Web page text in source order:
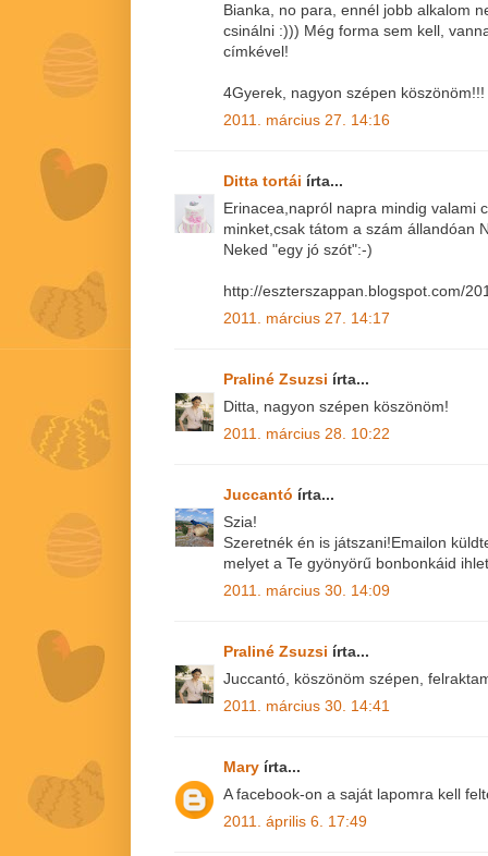
Bianka, no para, ennél jobb alkalom
csinálni :))) Még forma sem kell,
címkével!
4Gyerek, nagyon szépen köszönöm!!!
2011. március 27. 14:16
Ditta tortái írta...
Erinacea,napról napra mindig valami
minket,csak tátom a szám állandóan
Neked "egy jó szót":-)
http://eszterszappan.blogspot.com/
2011. március 27. 14:17
Praliné Zsuzsi írta...
Ditta, nagyon szépen köszönöm!
2011. március 28. 10:22
Juccantó írta...
Szia!
Szeretnék én is játszani!Emailon
melyet a Te gyönyörű bonbonkáid
2011. március 30. 14:09
Praliné Zsuzsi írta...
Juccantó, köszönöm szépen,
2011. március 30. 14:41
Mary írta...
A facebook-on a saját lapomra kell
2011. április 6. 17:49